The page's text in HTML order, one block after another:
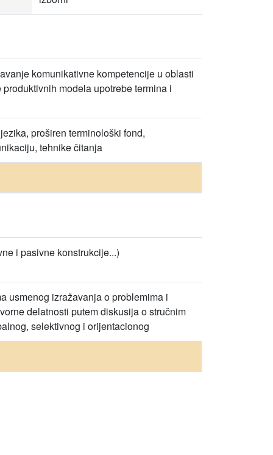
komunikativne kompetencije u oblasti
modela upotrebe termina i
proširen terminološki fond,
tehnike čitanja
i pasivne konstrukcije...)
usmenog izražavanja o problemima i
delatnosti putem diskusija o stručnim
selektivnog i orijentacionog